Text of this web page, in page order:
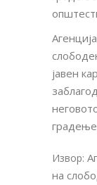
јавен
Извор:
на